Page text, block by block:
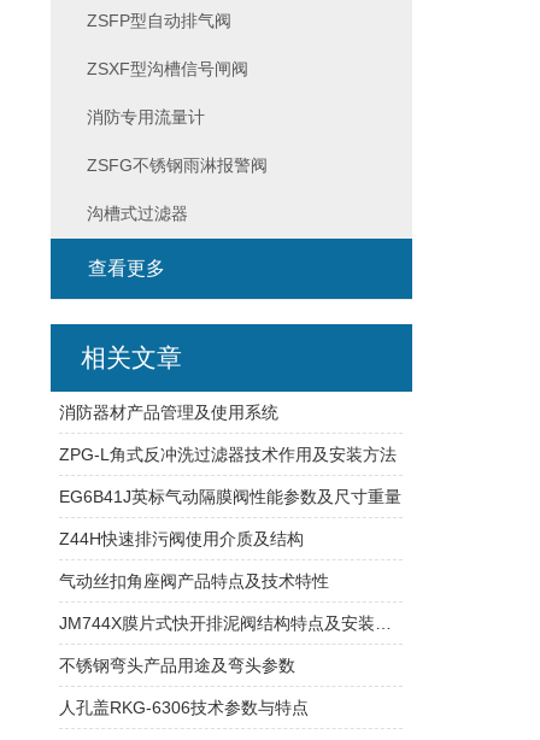
ZSFP型自动排气阀
ZSXF型沟槽信号闸阀
消防专用流量计
ZSFG不锈钢雨淋报警阀
沟槽式过滤器
查看更多
相关文章
消防器材产品管理及使用系统
ZPG-L角式反冲洗过滤器技术作用及安装方法
EG6B41J英标气动隔膜阀性能参数及尺寸重量
Z44H快速排污阀使用介质及结构
气动丝扣角座阀产品特点及技术特性
不锈钢弯头产品用途及弯头参数
人孔盖RKG-6306技术参数与特点